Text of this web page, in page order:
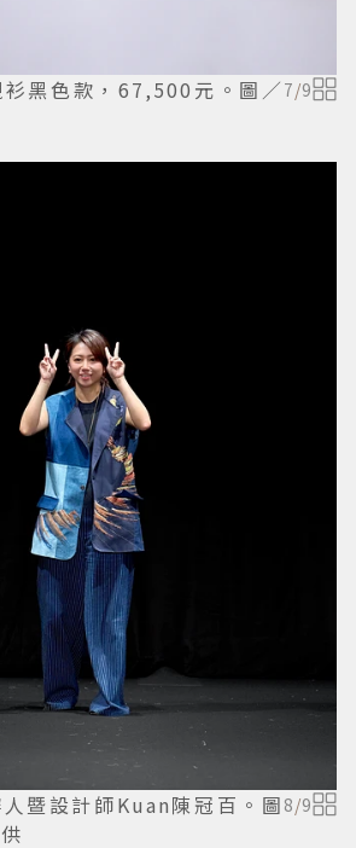
黑色款，67,500元。圖／ 7/9
暨設計師Kuan陳冠百。圖 8/9